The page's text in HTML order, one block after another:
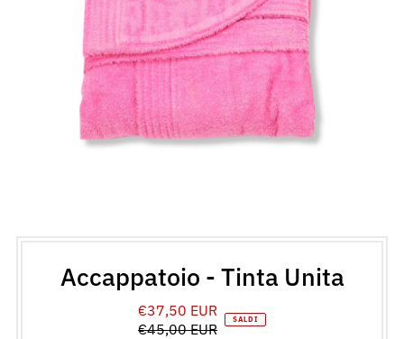
Accappatoio - Tinta Unita
Prezzo
di
€37,50 EUR
Prezzo
€45,00 EUR
SALDI